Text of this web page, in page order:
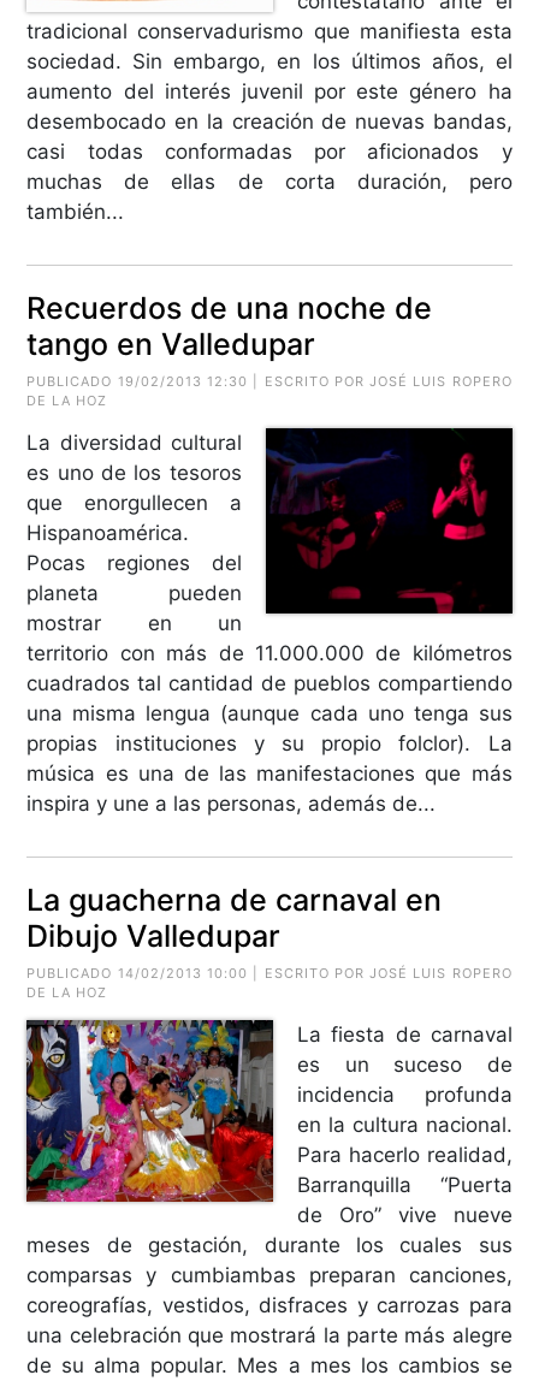
tradicional conservadurismo que manifiesta esta
sociedad. Sin embargo, en los últimos años, el
aumento del interés juvenil por este género ha
desembocado en la creación de nuevas bandas,
casi todas conformadas por aficionados y
muchas de ellas de corta duración, pero
también...
Recuerdos de una noche de
tango en Valledupar
PUBLICADO 19/02/2013 12:30 | ESCRITO POR JOSÉ LUIS ROPERO
DE LA HOZ
La diversidad cultural
es uno de los tesoros
que enorgullecen a
Hispanoamérica.
Pocas regiones del
planeta pueden
mostrar en un
territorio con más de 11.000.000 de kilómetros
cuadrados tal cantidad de pueblos compartiendo
una misma lengua (aunque cada uno tenga sus
propias instituciones y su propio folclor). La
música es una de las manifestaciones que más
inspira y une a las personas, además de...
La guacherna de carnaval en
Dibujo Valledupar
PUBLICADO 14/02/2013 10:00 | ESCRITO POR JOSÉ LUIS ROPERO
DE LA HOZ
La fiesta de carnaval
es un suceso de
incidencia profunda
en la cultura nacional.
Para hacerlo realidad,
Barranquilla “Puerta
de Oro” vive nueve
meses de gestación, durante los cuales sus
comparsas y cumbiambas preparan canciones,
coreografías, vestidos, disfraces y carrozas para
una celebración que mostrará la parte más alegre
de su alma popular. Mes a mes los cambios se